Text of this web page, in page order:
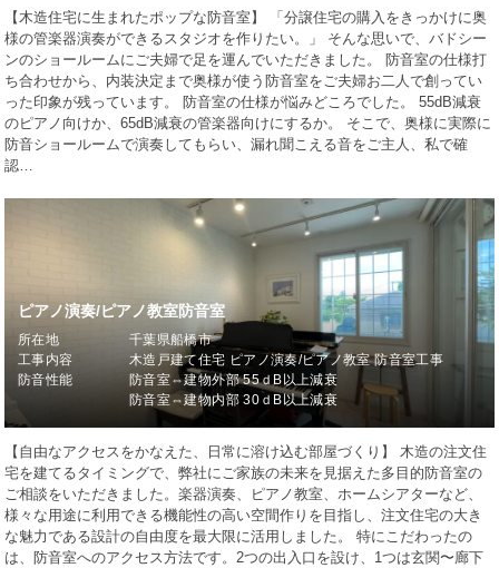
【木造住宅に生まれたポップな防音室】 「分譲住宅の購入をきっかけに奥
様の管楽器演奏ができるスタジオを作りたい。」 そんな思いで、バドシー
ンのショールームにご夫婦で足を運んでいただきました。 防音室の仕様打
ち合わせから、内装決定まで奥様が使う防音室をご夫婦お二人で創ってい
った印象が残っています。 防音室の仕様が悩みどころでした。 55dB減衰
のピアノ向けか、65dB減衰の管楽器向けにするか。 そこで、奥様に実際に
防音ショールームで演奏してもらい、漏れ聞こえる音をご主人、私で確
認…
ピアノ演奏/ピアノ教室防音室
所在地
千葉県船橋市
工事内容
木造戸建て住宅 ピアノ演奏/ピアノ教室 防音室工事
防音性能
防音室⇔建物外部 55ｄB以上減衰
防音室⇔建物内部 30ｄB以上減衰
【自由なアクセスをかなえた、日常に溶け込む部屋づくり】 木造の注文住
宅を建てるタイミングで、弊社にご家族の未来を見据えた多目的防音室の
ご相談をいただきました。楽器演奏、ピアノ教室、ホームシアターなど、
様々な用途に利用できる機能性の高い空間作りを目指し、注文住宅の大き
な魅力である設計の自由度を最大限に活用しました。 特にこだわったの
は、防音室へのアクセス方法です。2つの出入口を設け、1つは玄関〜廊下